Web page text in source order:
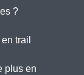
?
trail
plus en